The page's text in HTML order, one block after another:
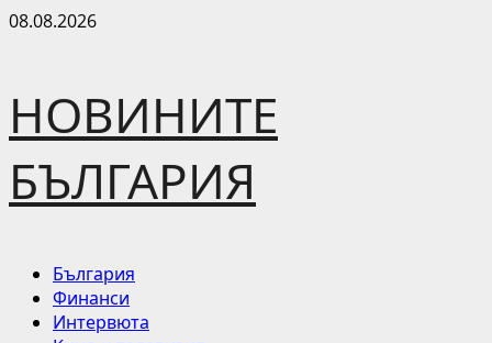
Skip
08.08.2026
НОВИНИТЕ
БЪЛГАРИЯ
Primary
Menu
България
Финанси
Интервюта